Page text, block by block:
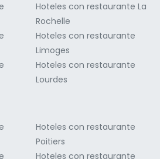
Hoteles con restaurante La
Rochelle
Hoteles con restaurante
Limoges
Hoteles con restaurante
Lourdes
Hoteles con restaurante
Poitiers
Hoteles con restaurante